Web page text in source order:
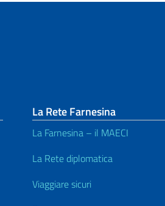
La Rete Farnesina
La Farnesina – il MAECI
La Rete diplomatica
Viaggiare sicuri